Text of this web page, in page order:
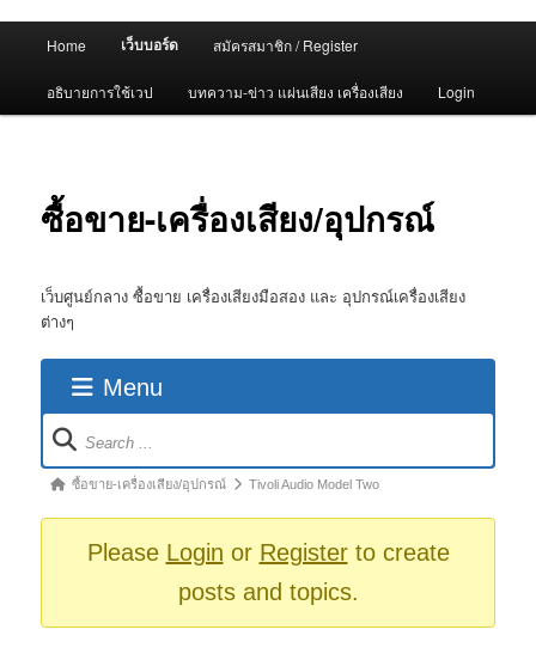
Home เว็บบอร์ด สมัครสมาชิก / Register
อธิบายการใช้เวป บทความ-ข่าว แผ่นเสียง เครื่องเสียง Login
ซื้อขาย-เครื่องเสียง/อุปกรณ์
เว็บศูนย์กลาง ซื้อขาย เครื่องเสียงมือสอง และ อุปกรณ์เครื่องเสียง
ต่างๆ
Menu
Forum
Navigation
Forumซื้อขาย-เครื่องเสียง/อุปกรณ์ Tivoli Audio Model Two
Please Login or Registerto create
posts and topics.